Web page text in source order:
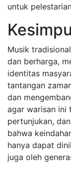
untuk
Musik
dan berharga,
identitas
tantangan
dan
agar warisan ini
pertunjukan,
bahwa
hanya dapat
juga oleh